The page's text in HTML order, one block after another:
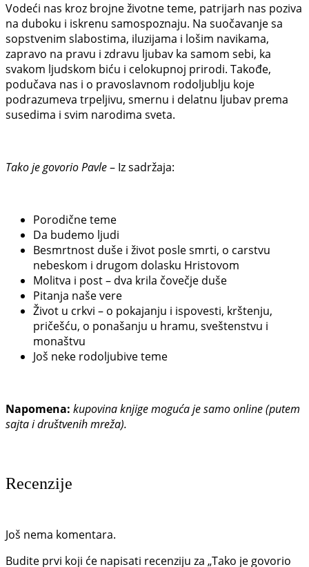
Vodeći nas kroz brojne životne teme, patrijarh nas poziva
na duboku i iskrenu samospoznaju. Na suočavanje sa
sopstvenim slabostima, iluzijama i lošim navikama,
zapravo na pravu i zdravu ljubav ka samom sebi, ka
svakom ljudskom biću i celokupnoj prirodi. Takođe,
podučava nas i o pravoslavnom rodoljublju koje
podrazumeva trpeljivu, smernu i delatnu ljubav prema
susedima i svim narodima sveta.
Tako je govorio Pavle– Iz sadržaja:
Porodične teme
Da budemo ljudi
Besmrtnost duše i život posle smrti, o carstvu
nebeskom i drugom dolasku Hristovom
Molitva i post – dva krila čovečje duše
Pitanja naše vere
Život u crkvi – o pokajanju i ispovesti, krštenju,
pričešću, o ponašanju u hramu, sveštenstvu i
monaštvu
Još neke rodoljubive teme
Napomena: kupovina knjige moguća je samo online (putem
sajta i društvenih mreža).
Recenzije
Još nema komentara.
Budite prvi koji će napisati recenziju za „Tako je govorio